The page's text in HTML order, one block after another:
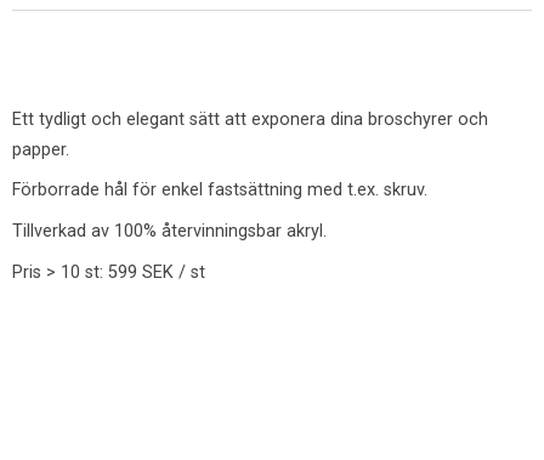
Ett tydligt och elegant sätt att exponera dina broschyrer och
papper.
Förborrade hål för enkel fastsättning med t.ex. skruv.
Tillverkad av 100% återvinningsbar akryl.
Pris > 10 st: 599 SEK / st